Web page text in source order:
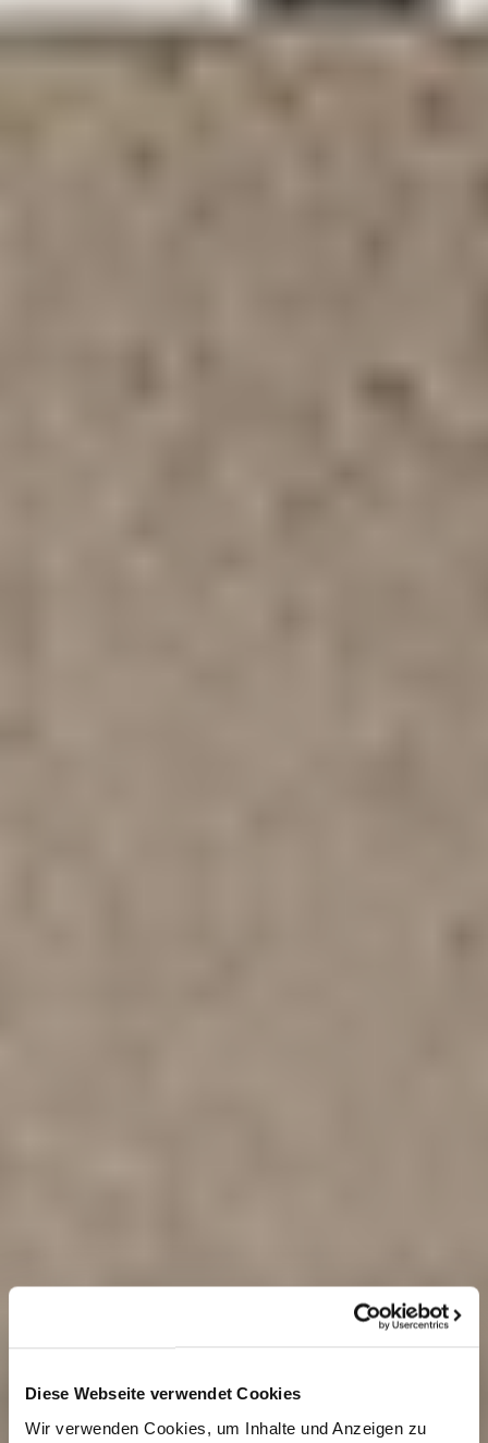
Diese Webseite verwendet Cookies
Wir verwenden Cookies, um Inhalte und Anzeigen zu